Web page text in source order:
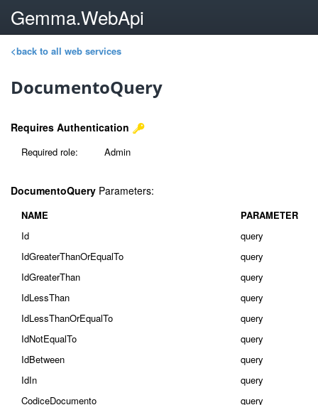
Gemma.WebApi
<back to all web services
DocumentoQuery
Requires Authentication
Required role: Admin
DocumentoQuery Parameters:
NAME
PARAMETER
Id
query
IdGreaterThanOrEqualTo
query
IdGreaterThan
query
IdLessThan
query
IdLessThanOrEqualTo
query
IdNotEqualTo
query
IdBetween
query
IdIn
query
CodiceDocumento
query